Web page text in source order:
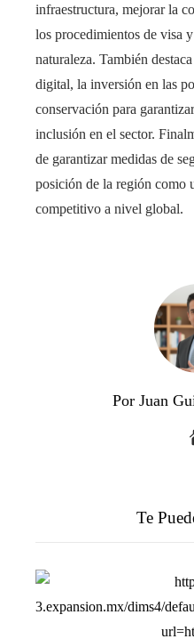
infraestructura, mejorar la
los procedimientos de visa
naturaleza. También
digital, la inversión en las
conservación para
inclusión en el sector.
de garantizar medidas de
posición de la región como
competitivo a nivel global.
Por Juan
Te